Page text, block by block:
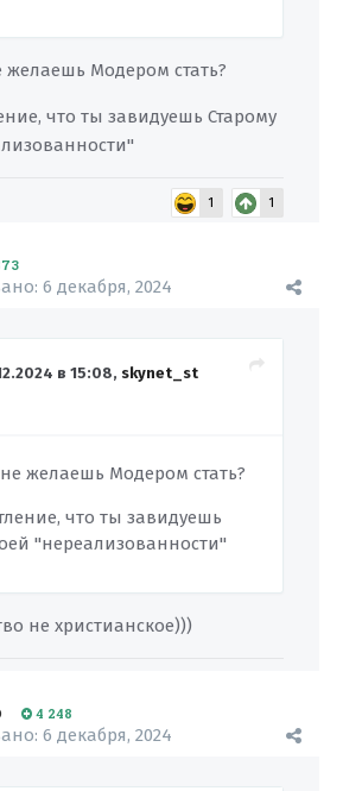
желаешь Модером стать?
что ты завидуешь Старому
1 1
6 декабря, 2024
в 15:08, skynet_st
желаешь Модером стать?
что ты завидуешь
"нереализованности"
не христианское)))
4 248
6 декабря, 2024